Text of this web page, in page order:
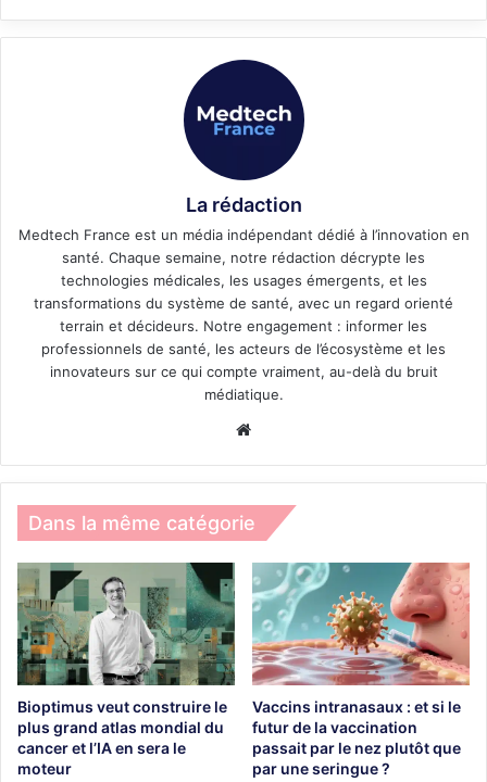
La rédaction
Medtech France est un média indépendant dédié à l’innovation en
santé. Chaque semaine, notre rédaction décrypte les
technologies médicales, les usages émergents, et les
transformations du système de santé, avec un regard orienté
terrain et décideurs. Notre engagement : informer les
professionnels de santé, les acteurs de l’écosystème et les
innovateurs sur ce qui compte vraiment, au-delà du bruit
médiatique.
Dans la même catégorie
Bioptimus veut construire le
plus grand atlas mondial du
cancer et l’IA en sera le
moteur
Vaccins intranasaux : et si le
futur de la vaccination
passait par le nez plutôt que
par une seringue ?